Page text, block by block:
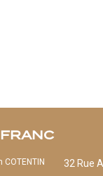
COTENTIN
32 Rue